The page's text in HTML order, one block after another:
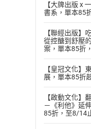
【大牌出版 x
書系，單本85
【聯經出版】
從控醣到舒壓
案，單本85折
【皇冠文化】
展，單本85折
【啟動文化】
－《利他》延
85折，至8/14